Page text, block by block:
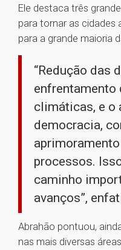
Ele destaca três
para tornar as cidades
para a grande maioria
“Redução das
enfrentamento
climáticas, e o
democracia,
processos.
caminho
avanços”,
Abrahão pontuou,
nas mais diversas